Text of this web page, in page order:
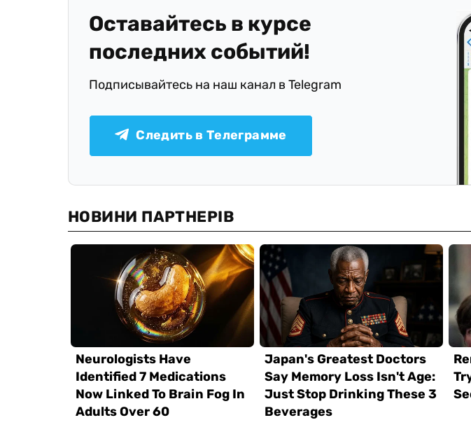
Оставайтесь в курсе
последних событий!
Подписывайтесь на наш канал в Telegram
Следить в Телеграмме